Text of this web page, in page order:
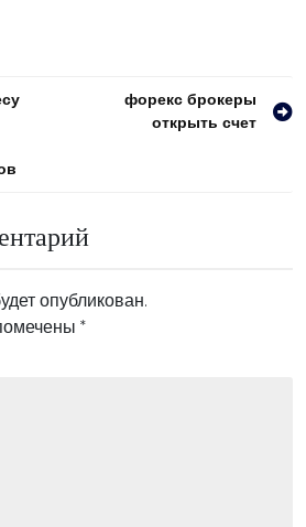
форекс брокеры
открыть счет
опубликован.
*